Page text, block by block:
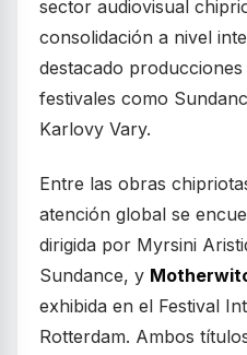
sector audiovisual
consolidación a nivel
destacado
festivales como
Karlovy Vary.
Entre las obras
atención global se
dirigida por Myrsini
Sundance, y
exhibida en el Festival
Rotterdam. Ambos